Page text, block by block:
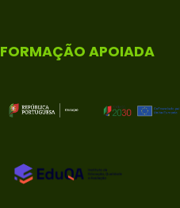
FORMAÇÃO APOIADA